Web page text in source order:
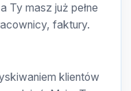
Ty masz już pełne
faktury.
klientów